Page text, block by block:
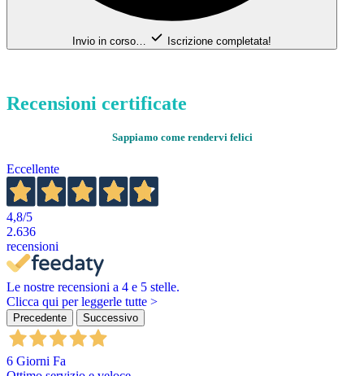
Invio in corso… Iscrizione completata!
Recensioni certificate
Sappiamo come rendervi felici
Eccellente
4,8/5
2.636
recensioni
Le nostre recensioni a 4 e 5 stelle.
Clicca qui per leggerle tutte >
Precedente Successivo
6 Giorni Fa